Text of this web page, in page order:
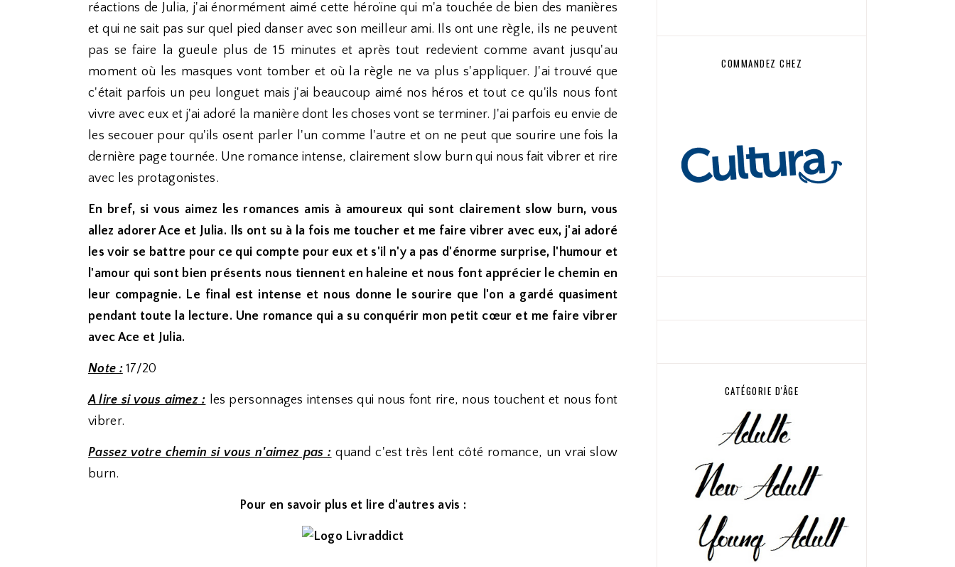
réactions de Julia, j'ai énormément aimé cette héroïne qui m'a touchée de bien des manières
et qui ne sait pas sur quel pied danser avec son meilleur ami. Ils ont une règle, ils ne peuvent
pas se faire la gueule plus de 15 minutes et après tout redevient comme avant jusqu'au
moment où les masques vont tomber et où la règle ne va plus s'appliquer. J'ai trouvé que
c'était parfois un peu longuet mais j'ai beaucoup aimé nos héros et tout ce qu'ils nous font
vivre avec eux et j'ai adoré la manière dont les choses vont se terminer. J'ai parfois eu envie de
les secouer pour qu'ils osent parler l'un comme l'autre et on ne peut que sourire une fois la
dernière page tournée. Une romance intense, clairement slow burn qui nous fait vibrer et rire
avec les protagonistes.
En bref, si vous aimez les romances amis à amoureux qui sont clairement slow burn, vous
allez adorer Ace et Julia. Ils ont su à la fois me toucher et me faire vibrer avec eux, j'ai adoré
les voir se battre pour ce qui compte pour eux et s'il n'y a pas d'énorme surprise, l'humour et
l'amour qui sont bien présents nous tiennent en haleine et nous font apprécier le chemin en
leur compagnie. Le final est intense et nous donne le sourire que l'on a gardé quasiment
pendant toute la lecture. Une romance qui a su conquérir mon petit cœur et me faire vibrer
avec Ace et Julia.
Note :17/20
A lire si vous aimez : les personnages intenses qui nous font rire, nous touchent et nous font
vibrer.
Passez votre chemin si vous n'aimez pas : quand c'est très lent côté romance, un vrai slow
burn.
Pour en savoir plus et lire d'autres avis :
COMMANDEZ CHEZ
CATÉGORIE D'ÂGE